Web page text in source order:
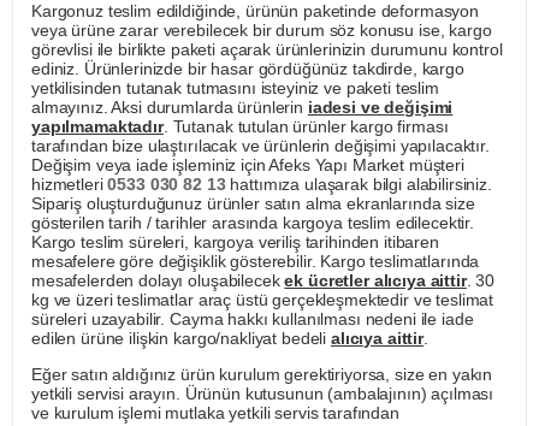
Kargonuz teslim edildiğinde, ürünün paketinde deformasyon
veya ürüne zarar verebilecek bir durum söz konusu ise, kargo
görevlisi ile birlikte paketi açarak ürünlerinizin durumunu kontrol
ediniz. Ürünlerinizde bir hasar gördüğünüz takdirde, kargo
yetkilisinden tutanak tutmasını isteyiniz ve paketi teslim
almayınız. Aksi durumlarda ürünlerin iadesi ve değişimi
yapılmamaktadır. Tutanak tutulan ürünler kargo firması
tarafından bize ulaştırılacak ve ürünlerin değişimi yapılacaktır.
Değişim veya iade işleminiz için Afeks Yapı Market müşteri
hizmetleri0533 030 82 13hattımıza ulaşarak bilgi alabilirsiniz.
Sipariş oluşturduğunuz ürünler satın alma ekranlarında size
gösterilen tarih / tarihler arasında kargoya teslim edilecektir.
Kargo teslim süreleri, kargoya veriliş tarihinden itibaren
mesafelere göre değişiklik gösterebilir. Kargo teslimatlarında
mesafelerden dolayı oluşabilecekek ücretler alıcıya aittir. 30
kg ve üzeri teslimatlar araç üstü gerçekleşmektedir ve teslimat
süreleri uzayabilir. Cayma hakkı kullanılması nedeni ile iade
edilen ürüne ilişkin kargo/nakliyat bedeli alıcıya aittir.
Eğer satın aldığınız ürün kurulum gerektiriyorsa, size en yakın
yetkili servisi arayın. Ürünün kutusunun (ambalajının) açılması
ve kurulum işlemi mutlaka yetkili servis tarafından